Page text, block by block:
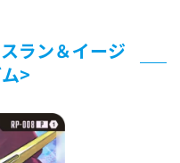
ラン＆イージ
>